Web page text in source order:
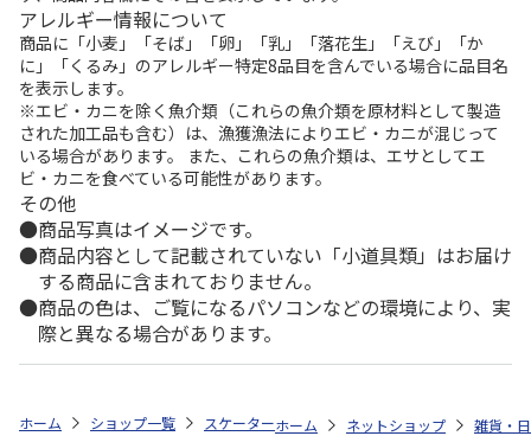
アレルギー情報について
商品に「小麦」「そば」「卵」「乳」「落花生」「えび」「か
に」「くるみ」のアレルギー特定8品目を含んでいる場合に品目名
を表示します。
※エビ・カニを除く魚介類（これらの魚介類を原材料として製造
された加工品も含む）は、漁獲漁法によりエビ・カニが混じって
いる場合があります。 また、これらの魚介類は、エサとしてエ
ビ・カニを食べている可能性があります。
その他
商品写真はイメージです。
商品内容として記載されていない「小道具類」はお届け
する商品に含まれておりません。
商品の色は、ご覧になるパソコンなどの環境により、実
際と異なる場合があります。
ホーム ショップ一覧 スケーター ランチクロス しまじろう 23 KB4
ホーム ネットショップ 雑貨・